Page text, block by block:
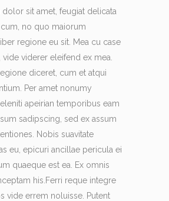
dolor sit amet, feugiat delicata
cum, no quo maiorum
regione eu sit. Mea cu case
vide viderer eleifend ex mea.
diceret, cum et atqui
Per amet nonumy
apeirian temporibus eam
sadipscing, sed ex assum
Nobis suavitate
eu, epicuri ancillae pericula ei
quaeque est ea. Ex omnis
his.Ferri reque integre
vide errem noluisse. Putent